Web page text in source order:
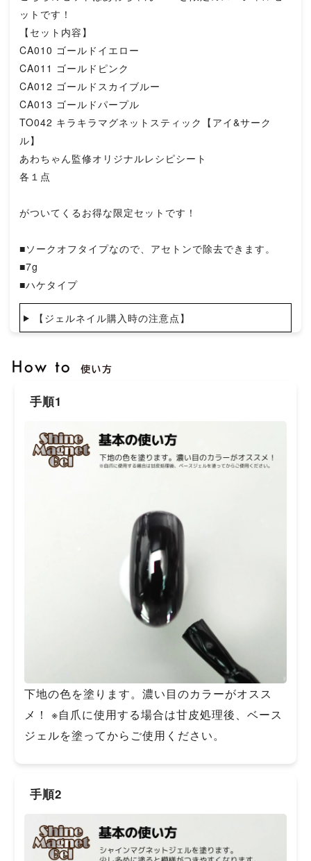
ットです！
【セット内容】
CA010 ゴールドイエロー
CA011 ゴールドピンク
CA012 ゴールドスカイブルー
CA013 ゴールドパープル
TO042 キラキラマグネットスティック【アイ&サーク
ル】
あわちゃん監修オリジナルレシピシート
各１点
がついてくるお得な限定セットです！
■ソークオフタイプなので、アセトンで除去できます。
■7g
■ハケタイプ
【ジェルネイル購入時の注意点】
手順1
下地の色を塗ります。濃い目のカラーがオスス
メ！ ※自爪に使用する場合は甘皮処理後、ベース
ジェルを塗ってからご使用ください。
手順2